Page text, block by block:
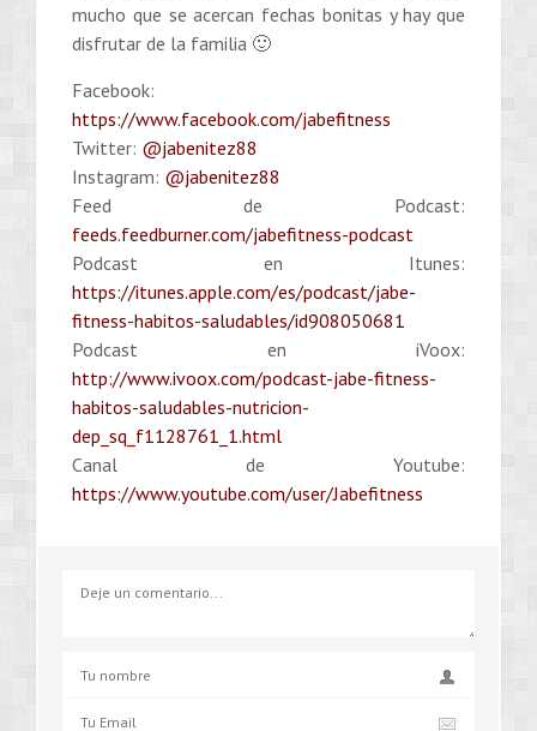
mucho que se acercan fechas bonitas y hay que
disfrutar de la familia 🙂
Facebook:
https://www.facebook.com/jabefitness
Twitter: @jabenitez88
Instagram: @jabenitez88
Feed de Podcast:
feeds.feedburner.com/jabefitness-podcast
Podcast en Itunes:
https://itunes.apple.com/es/podcast/jabe-
fitness-habitos-saludables/id908050681
Podcast en iVoox:
http://www.ivoox.com/podcast-jabe-fitness-
habitos-saludables-nutricion-
dep_sq_f1128761_1.html
Canal de Youtube:
https://www.youtube.com/user/Jabefitness